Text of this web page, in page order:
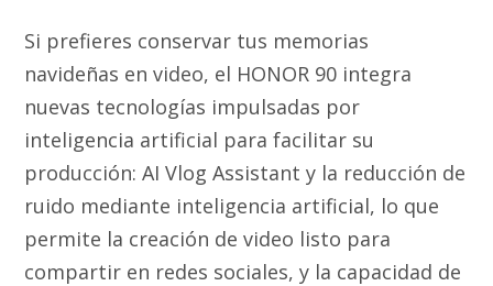
Si prefieres conservar tus memorias
navideñas en video, el HONOR 90 integra
nuevas tecnologías impulsadas por
inteligencia artificial para facilitar su
producción: AI Vlog Assistant y la reducción de
ruido mediante inteligencia artificial, lo que
permite la creación de video listo para
compartir en redes sociales, y la capacidad de